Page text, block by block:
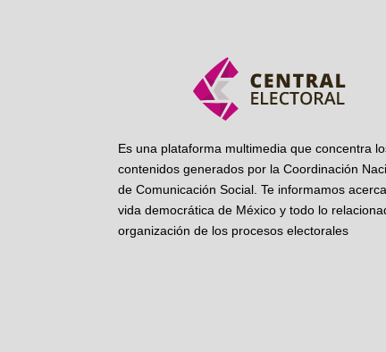
Es una plataforma multimedia que concentra
contenidos generados por la Coordinación
de Comunicación Social. Te informamos
vida democrática de México y todo lo
organización de los procesos electorales